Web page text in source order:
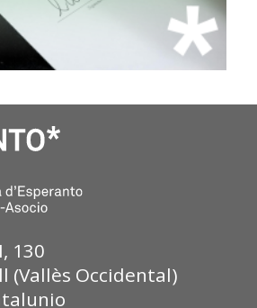
130
(Vallès Occidental)